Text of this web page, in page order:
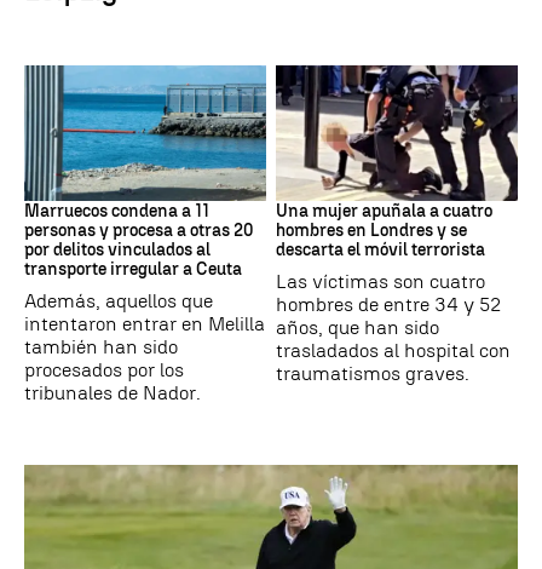
Marruecos
Marruecos condena a 11
personas y procesa a otras 20
por delitos vinculados al
transporte irregular a Ceuta
Además, aquellos que
intentaron entrar en Melilla
también han sido
procesados por los
tribunales de Nador.
Londres
Una mujer apuñala a cuatro
hombres en Londres y se
descarta el móvil terrorista
Las víctimas son cuatro
hombres de entre 34 y 52
años, que han sido
trasladados al hospital con
traumatismos graves.